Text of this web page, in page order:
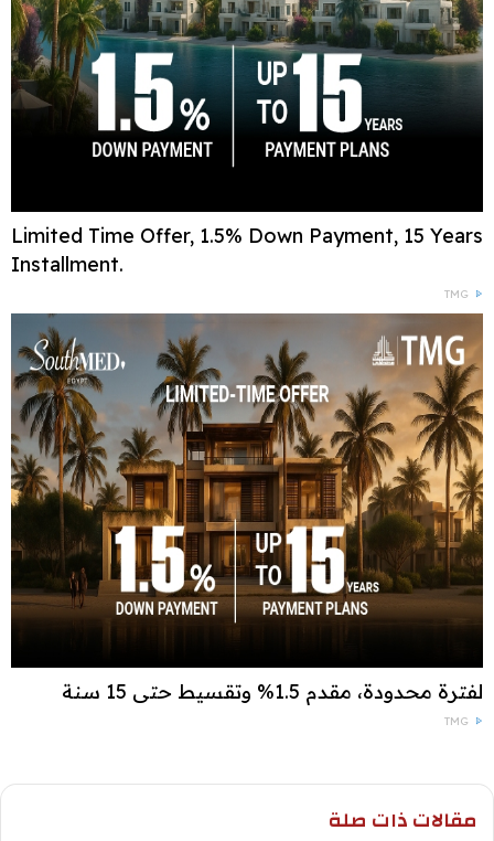
Limited Time Offer, 1.5% Down Payment, 15 Years
Installment.
TMG
لفترة محدودة، مقدم 1.5% وتقسيط حتى 15 سنة
TMG
مقالات ذات صلة